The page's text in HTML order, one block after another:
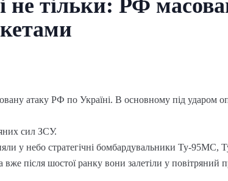
не тільки: РФ
атаку РФ по Україні. В основному під ударом
сил ЗСУ.
у небо стратегічні бомбардувальники Ту-95МС,
після шостої ранку вони залетіли у повітряний